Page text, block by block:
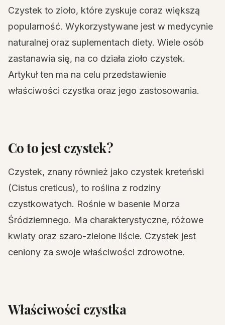
Czystek to zioło, które zyskuje coraz większą
popularność. Wykorzystywane jest w medycynie
naturalnej oraz suplementach diety. Wiele osób
zastanawia się, na co działa zioło czystek.
Artykuł ten ma na celu przedstawienie
właściwości czystka oraz jego zastosowania.
Co to jest czystek?
Czystek, znany również jako czystek kreteński
(Cistus creticus), to roślina z rodziny
czystkowatych. Rośnie w basenie Morza
Śródziemnego. Ma charakterystyczne, różowe
kwiaty oraz szaro-zielone liście. Czystek jest
ceniony za swoje właściwości zdrowotne.
Właściwości czystka